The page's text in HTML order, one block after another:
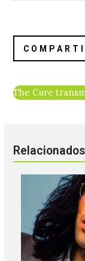
The Cure
Relacionados